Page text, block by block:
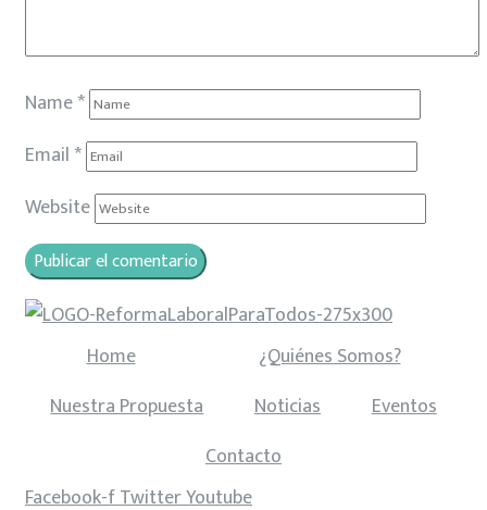
Name*
Email *
Website
Home
¿Quiénes Somos?
Nuestra Propuesta
Noticias
Eventos
Contacto
Facebook-fTwitterYoutube